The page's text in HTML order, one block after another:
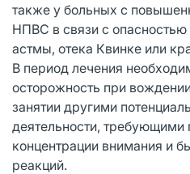
также у больных с
НПВС в связи с опасностью
астмы, отека Квинке или
В период лечения
осторожность при
занятии другими
деятельности,
концентрации внимания и
реакций.